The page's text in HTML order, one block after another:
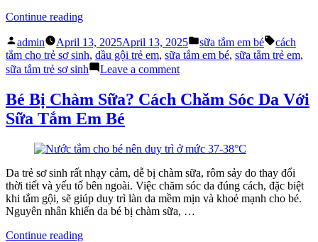
Continue reading“Bé
Vặt?
4
Mẹo
Khỏe
Mạnh
Với
Sữa
Tắm
Em
Bé”
Posted
by
admin April 13, 2025April 13, 2025
Posted
in
sữa tắm em bé Tags:
cách
tắm cho trẻ sơ sinh, dầu gội trẻ em, sữa tắm em bé, sữa tắm trẻ em,
sữa tắm trẻ sơ sinh
Leave a commenton
Ốm
Vặt?
Giúp
Bé
Khỏe
Mạnh
Với
Sữa
Tắm
Bé Bị Chàm Sữa? Cách Chăm Sóc Da Với
Sữa Tắm Em Bé
Da trẻ sơ sinh rất nhạy cảm, dễ bị chàm sữa, rôm sảy do thay đổi
thời tiết và yếu tố bên ngoài. Việc chăm sóc da đúng cách, đặc biệt
khi tắm gội, sẽ giúp duy trì làn da mềm mịn và khoẻ mạnh cho bé.
Nguyên nhân khiến da bé bị chàm sữa, …
Continue reading“Bé